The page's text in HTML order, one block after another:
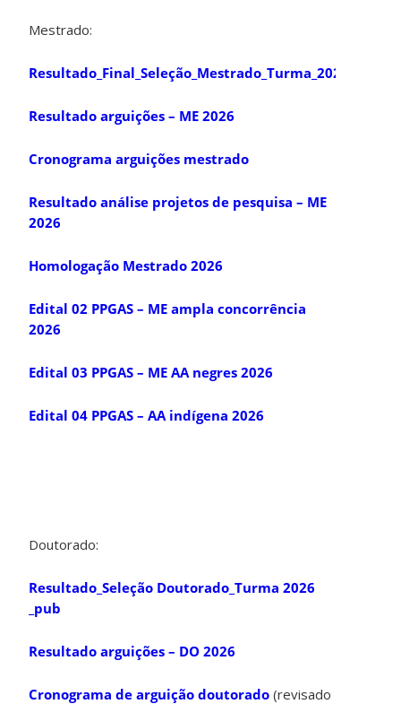
Mestrado:
Resultado_Final_Seleção_Mestrado_Turma_2026
Resultado arguições – ME 2026
Cronograma arguições mestrado
Resultado análise projetos de pesquisa – ME
2026
Homologação Mestrado 2026
Edital 02 PPGAS – ME ampla concorrência
2026
Edital 03 PPGAS – ME AA negres 2026
Edital 04 PPGAS – AA indígena 2026
Doutorado:
Resultado_Seleção Doutorado_Turma 2026
_pub
Resultado arguições – DO 2026
Cronograma de arguição doutorado (revisado